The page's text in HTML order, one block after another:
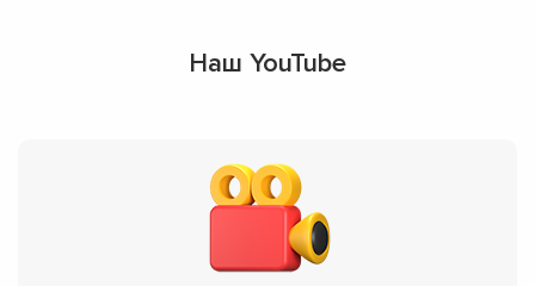
Наш YouTube